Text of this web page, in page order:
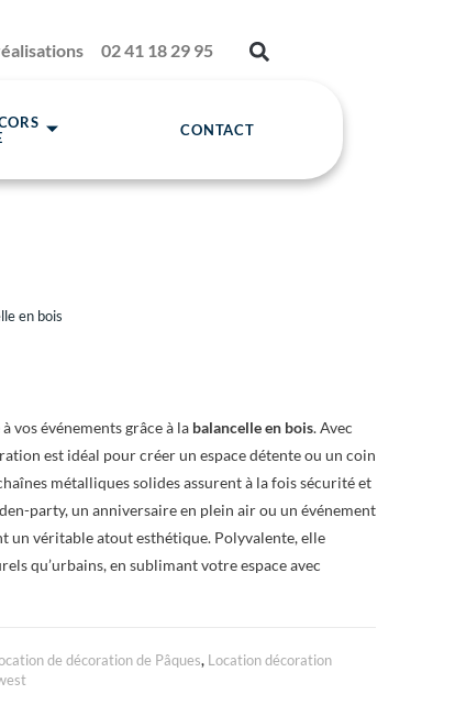
02 41 18 29 95
CONTACT
en bois
vos événements grâce à la balancelle en bois. Avec
est idéal pour créer un espace détente ou un coin
métalliques solides assurent à la fois sécurité et
party, un anniversaire en plein air ou un événement
un véritable atout esthétique. Polyvalente, elle
qu’urbains, en sublimant votre espace avec
de décoration de Pâques, Location décoration